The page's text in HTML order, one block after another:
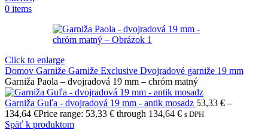
0 items
Click to enlarge
Domov Garniže Garniže Exclusive Dvojradové garniže 19 mm
Garniža Paola – dvojradová 19 mm – chróm matný
Garniža Guľa - dvojradová 19 mm - antik mosadz 53,33 € –
134,64 €Price range: 53,33 € through 134,64 € s DPH
Späť k produktom